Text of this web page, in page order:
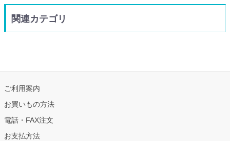
関連カテゴリ
ご利用案内
お買いもの方法
電話・FAX注文
お支払方法